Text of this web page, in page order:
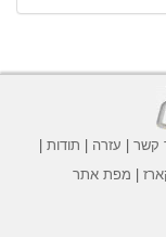
קשר | עזרה | תודות |
| מפת אתר